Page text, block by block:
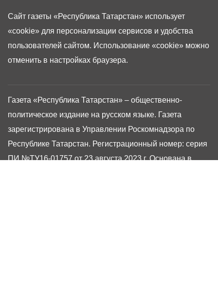
Газета «Республика Татарстан» – общественно-
политическое издание на русском языке. Газета
зарегистрирована в Управлении Роскомнадзора по
Республике Татарстан. Регистрационный номер: серия
ПИ №ТУ16-01757 от 23 августа 2023 г. Основана в
Сайт газеты «Республика Татарстан» использует
«cookie» для персонализации сервисов и удобства
пользователей сайтом. Использование «cookie» можно
отменить в настройках браузера.